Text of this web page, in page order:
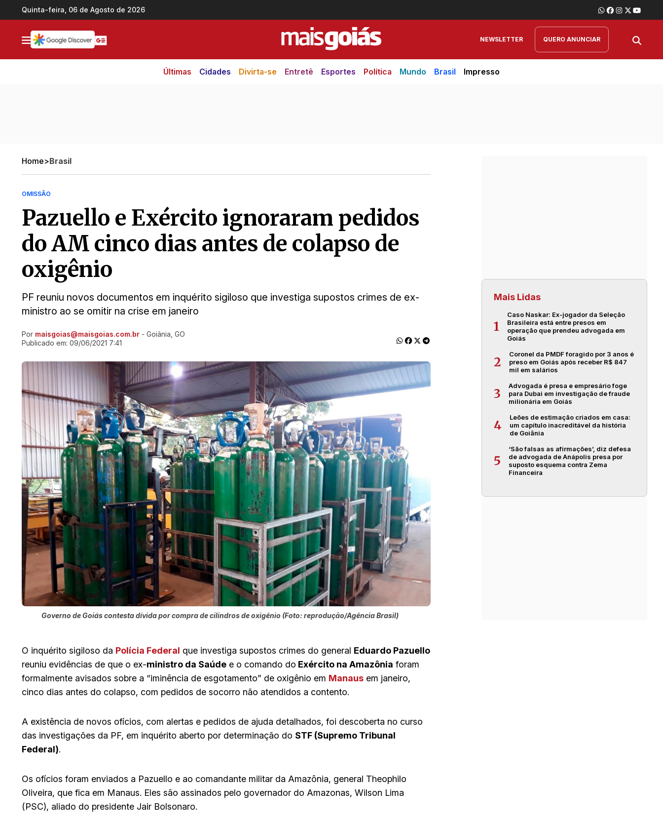
Ir direto pro conteúdo
Quinta-feira, 06 de Agosto de 2026
NEWSLETTER QUERO ANUNCIAR
Últimas Cidades Divirta-se Entretê Esportes Política Mundo Brasil Impresso
Home>Brasil
OMISSÃO
Pazuello e Exército ignoraram pedidos
do AM cinco dias antes de colapso de
oxigênio
PF reuniu novos documentos em inquérito sigiloso que investiga supostos crimes de ex-
ministro ao se omitir na crise em janeiro
Ir direto pra matéria
Por maisgoias@maisgoias.com.br - Goiânia, GO
Publicado em: 09/06/2021 7:41
Governo de Goiás contesta dívida por compra de cilindros de oxigênio (Foto: reprodução/Agência Brasil)
O inquérito sigiloso da Polícia Federal que investiga supostos crimes do general Eduardo Pazuello
reuniu evidências de que o ex-ministro da Saúde e o comando do Exército na Amazônia foram
formalmente avisados sobre a “iminência de esgotamento” de oxigênio em Manaus em janeiro,
cinco dias antes do colapso, com pedidos de socorro não atendidos a contento.
A existência de novos ofícios, com alertas e pedidos de ajuda detalhados, foi descoberta no curso
das investigações da PF, em inquérito aberto por determinação do STF (Supremo Tribunal
Federal).
Os ofícios foram enviados a Pazuello e ao comandante militar da Amazônia, general Theophilo
Oliveira, que fica em Manaus. Eles são assinados pelo governador do Amazonas, Wilson Lima
(PSC), aliado do presidente Jair Bolsonaro.
Mais Lidas
1
Caso Naskar: Ex-jogador da Seleção
Brasileira está entre presos em
operação que prendeu advogada em
Goiás
2
Coronel da PMDF foragido por 3 anos é
preso em Goiás após receber R$ 847
mil em salários
3
Advogada é presa e empresário foge
para Dubai em investigação de fraude
milionária em Goiás
4
Leões de estimação criados em casa:
um capítulo inacreditável da história
de Goiânia
5
‘São falsas as afirmações’, diz defesa
de advogada de Anápolis presa por
suposto esquema contra Zema
Financeira